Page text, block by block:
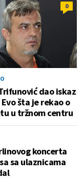
0
dao iskaz
šta je rekao o
u tržnom centru
koncerta
sa ulaznicama